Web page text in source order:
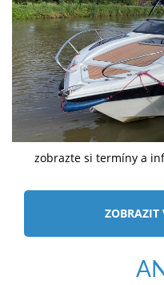
zobrazte si termíny a
ZOBRAZIT